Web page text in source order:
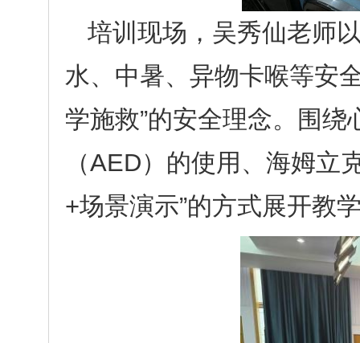
培训现场，吴秀仙老师
水、中暑、异物卡喉等安
学施救”的安全理念。围
（AED）的使用、海姆立
+场景演示”的方式展开教